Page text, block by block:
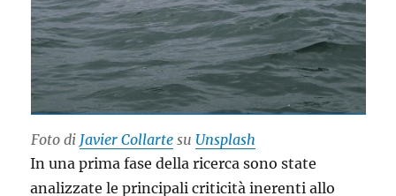
Foto di Javier Collartesu Unsplash
In una prima fase della ricerca sono state
analizzate le principali criticità inerenti allo